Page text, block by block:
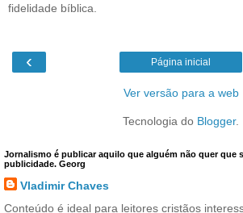
fidelidade bíblica.
‹ Página inicial
Ver versão para a web
Tecnologia do Blogger.
Jornalismo é publicar aquilo que alguém não quer que
publicidade. Georg
Vladimir Chaves
Conteúdo é ideal para leitores cristãos